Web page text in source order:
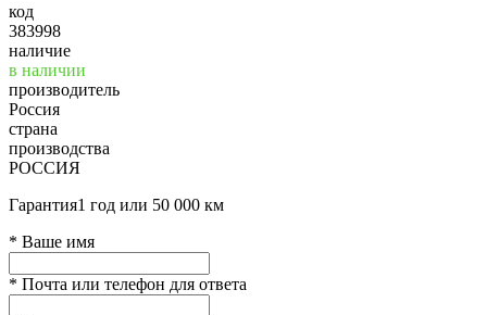
код
383998
наличие
в наличии
производитель
Россия
страна
производства
РОССИЯ
Гарантия1 год или 50 000 км
* Ваше имя
* Почта или телефон для ответа